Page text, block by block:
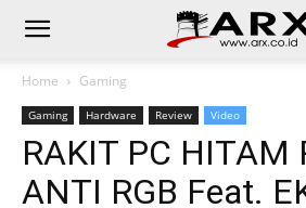
Home Gaming
Gaming Hardware Review Video
RAKIT PC HITAM
ANTI RGB Feat.